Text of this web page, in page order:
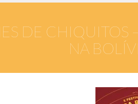
DE CHIQUITOS
NA